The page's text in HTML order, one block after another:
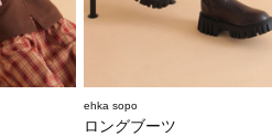
ehka sopo
ロングブーツ